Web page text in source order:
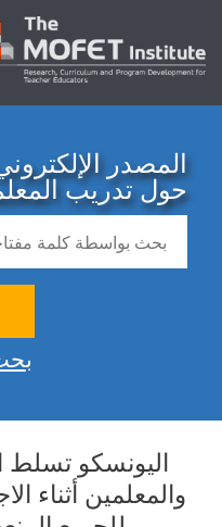
المصدر
حول تدريب
اليونسكو تسلط
والمعلمين أثناء